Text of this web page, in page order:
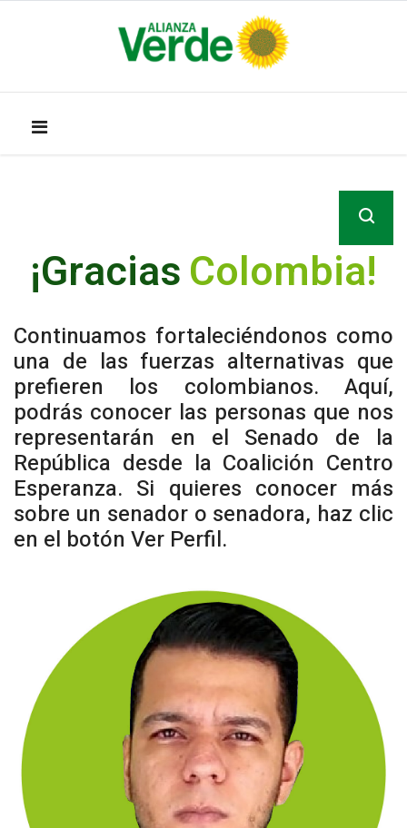
¡GraciasColombia!
Continuamos fortaleciéndonos como
una de las fuerzas alternativas que
prefieren los colombianos. Aquí,
podrás conocer las personas que nos
representarán en el Senado de la
República desde la Coalición Centro
Esperanza. Si quieres conocer más
sobre un senador o senadora, haz clic
en el botón Ver Perfil.